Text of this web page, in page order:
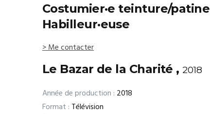
Costumier·e teinture/patine
Habilleur·euse
> Me contacter
Le Bazar de la Charité ,2018
Année de production : 2018
Format : Télévision